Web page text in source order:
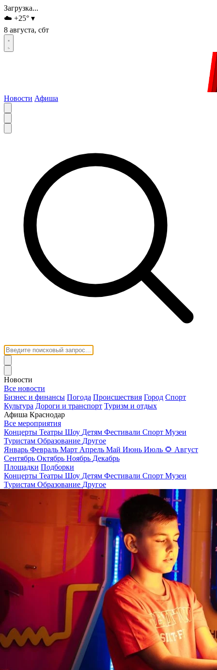
Загрузка...
☁️ +25° ▾
8 августа, сбт
Новости Афиша
Новости
Все новости
Бизнес и финансы Погода Происшествия Город Спорт
Культура Дороги и транспорт Туризм и отдых
Афиша Краснодар
Все мероприятия
Концерты Театры Шоу Детям Фестивали Спорт Музеи
Туристам Образование Другое
Январь Февраль Март Апрель Май Июнь Июль 🌻 Август
Сентябрь Октябрь Ноябрь Декабрь
Площадки Подборки
Концерты Театры Шоу Детям Фестивали Спорт Музеи
Туристам Образование Другое